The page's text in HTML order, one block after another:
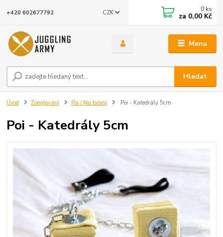
Menu
CZK
Hledat
+420 602677792 0 ks
za 0,00 Kč
Úvod Žonglování Poi / Na točení Poi - Katedrály 5cm
Poi - Katedrály 5cm